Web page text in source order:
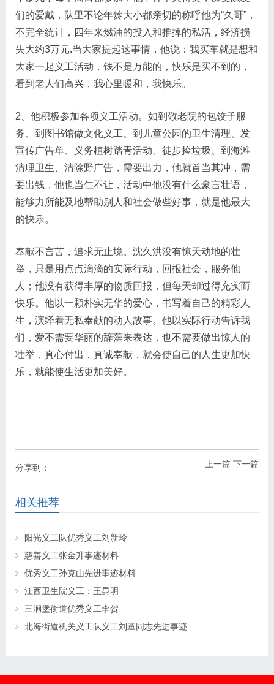
们的爱戴，队里不论年龄大小都亲切的称呼他为“久哥”，
不完全统计，四年来燃油的投入和推掉的私活，经济损
失大约3万元.当大家提起这事情，他说：我买车就是想和
大家一起义工活动，钱不是万能的，快乐是买不到的，
看到老人们高兴，我心里暖和，我快乐。
2、他积极参加各项义工活动。如到敬老院的包饺子服
务、到图书馆做文化义工、到儿童公园的卫生清理、发
宣传广告单、义务植树踏青活动、徒步捡垃圾、到海滩
清理卫生、清除野广告，需要出力，他就首当其冲，需
要出钱，他也当仁不让，活动中他没有什么豪言壮语，
能够力所能及地帮助别人和社会做些好事，就是他最大
的快乐。
奉献不言苦，追求无止境。沈久洪没有惊天动地的壮
举，只是用点点滴滴的实际行动，回报社会，服务他
人；他没有获得丰厚的物质回报，但每天却过得充实而
快乐。他以一颗朴实无华的爱心，书写着自己的精彩人
生，演绎着无私奉献的动人故事。他以实际行动告诉我
们，爱不需要华丽的辞藻来表达，也不需要做出惊人的
壮举，真心付出，真诚奉献，就会使自己的人生更加快
乐，就能使生活更加美好。
上一篇 下一篇
分享到：
相关推荐
阳光义工队优秀义工刘新玲
慈善义工张金升事迹材料
优秀义工孙克山先进事迹材料
江西卫生院义工：王昆明
三涧堡街道优秀义工李贺
北海街道机关义工队义工刘童同志先进事迹